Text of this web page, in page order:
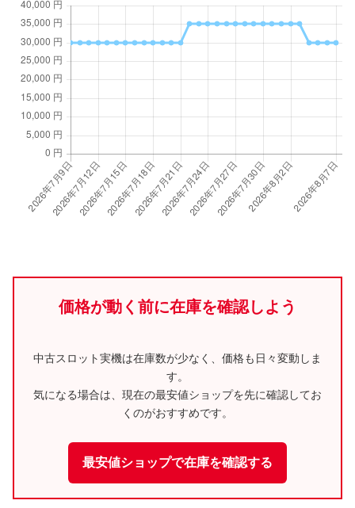
価格が動く前に在庫を確認しよう
中古スロット実機は在庫数が少なく、価格も日々変動しま
す。
気になる場合は、現在の最安値ショップを先に確認してお
くのがおすすめです。
最安値ショップで在庫を確認する